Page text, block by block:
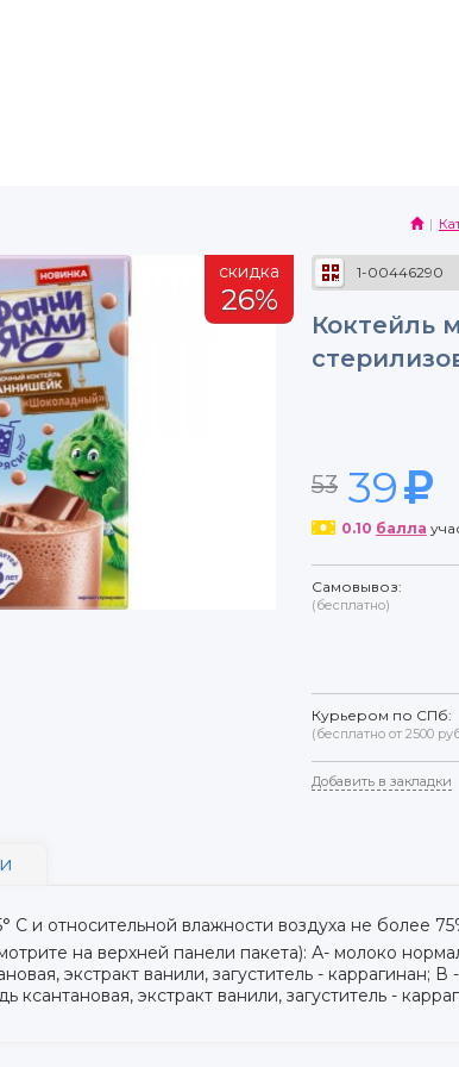
скидка
26%
1-00446290
Коктейль
53 39
0.10 балла
Самовывоз:
(бесплатно)
Курьером по СПб:
(бесплатно от 2500
Добавить в закладки
С и относительной влажности воздуха не более
на верхней панели пакета): А- молоко
экстракт ванили, загуститель -
ксантановая, экстракт ванили, загуститель -